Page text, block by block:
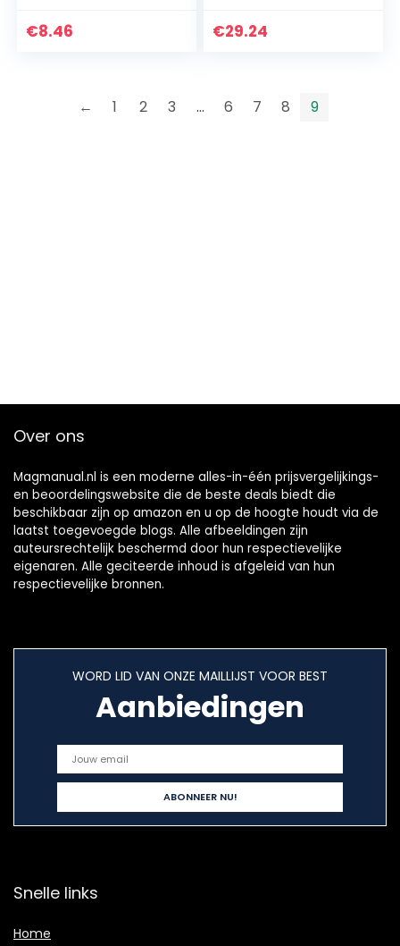
Protection Board
€8.46
opvouwbare
€29.24
← 1 2 3 … 6 7 8 9
Over ons
Magmanual.nl is een moderne alles-in-één prijsvergelijkings-
en beoordelingswebsite die de beste deals biedt die
beschikbaar zijn op amazon en u op de hoogte houdt via de
laatst toegevoegde blogs. Alle afbeeldingen zijn
auteursrechtelijk beschermd door hun respectievelijke
eigenaren. Alle geciteerde inhoud is afgeleid van hun
respectievelijke bronnen.
WORD LID VAN ONZE MAILLIJST VOOR BEST
Aanbiedingen
Snelle links
Home